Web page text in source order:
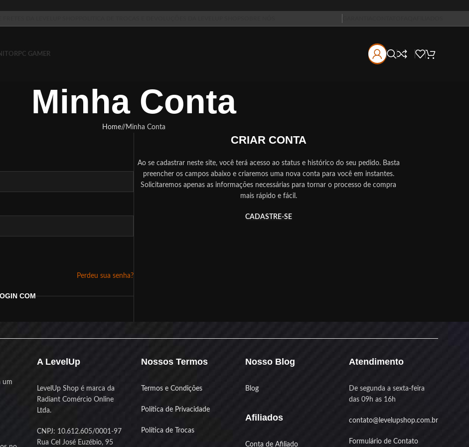
PC GAMER
Minha Conta
Home/ Minha Conta
Perdeu sua senha?
COM
CRIAR CONTA
Ao se cadastrar neste site, você terá acesso ao status e histórico do seu pedido. Basta
preencher os campos abaixo e criaremos uma nova conta para você em instantes.
Solicitaremos apenas as informações necessárias para tornar o processo de compra
mais rápido e fácil.
CADASTRE-SE
um
A LevelUp
LevelUp Shop é marca da
Radiant Comércio Online
Ltda.
CNPJ: 10.612.605/0001-97
Rua Cel José Euzébio, 95
Nossos Termos
Termos e Condições
Política de Privacidade
Política de Trocas
Nosso Blog
Blog
Afiliados
Conta de Afiliado
Atendimento
De segunda a sexta-feira
das 09h as 16h
contato@levelupshop.com.br
Formulário de Contato